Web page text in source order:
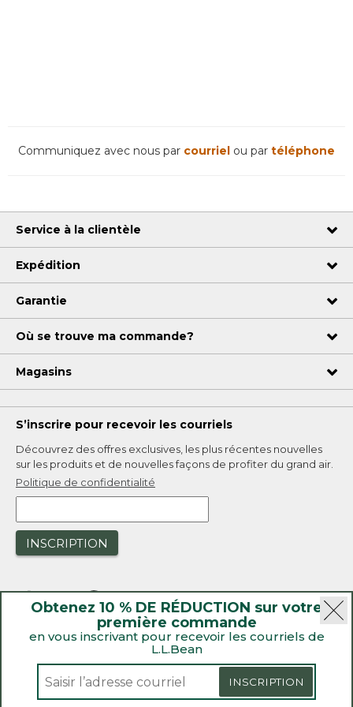
Obtenez 10 % DE RÉDUCTION sur votre
première commande
en vous inscrivant pour recevoir les courriels de
L.L.Bean
INSCRIPTION
Communiquez avec nous par courriel ou par téléphone
Service à la clientèle
Expédition
Garantie
Où se trouve ma commande?
Magasins
S’inscrire pour recevoir les courriels
Découvrez des offres exclusives, les plus récentes nouvelles
sur les produits et de nouvelles façons de profiter du grand air.
Politique de confidentialité
INSCRIPTION
Rappels de produit
Loi sur la transparence de la Californie et du Royaume-Uni